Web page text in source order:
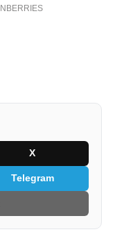
X
Telegram